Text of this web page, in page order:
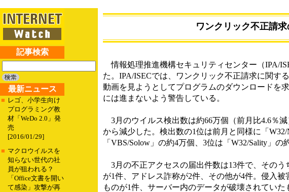
記事検索
最新ニュース
■ レゴ、小学生向け
プログラミング教
材「WeDo 2.0」発
売
[2016/01/29]
■ マクロウイルスを
知らない世代の社
員が狙われる？
「Office文書を開い
て感染」攻撃が再
ワンクリック不正請
情報処理推進機構セキュリティセンター（IPA/
た。IPA/ISECでは、ワンクリック不正請求に関す
動画を見ようとしてプログラムのダウンロードを
には進まないよう警告している。
3月のウイルス検出数は約66万個（前月比4.6％
から減少した。検出数の1位は前月と同様に「
「VBS/Solow」の約4万個、3位は「W32/Sality」の
3月の不正アクセスの届出件数は13件で、そのう
が1件、アドレス詐称が2件、その他が4件。侵入
ものが1件、サーバー内のデータが破壊されてい